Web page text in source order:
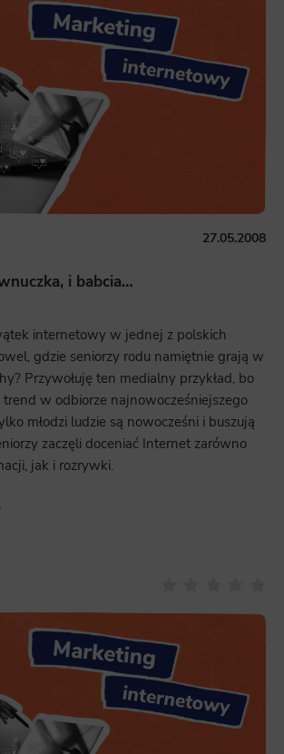
27.05.2008
i babcia…
internetowy w jednej z polskich
gdzie seniorzy rodu namiętnie grają w
Przywołuję ten medialny przykład, bo
w odbiorze najnowocześniejszego
młodzi ludzie są nowocześni i buszują
zaczęli doceniać Internet zarówno
jak i rozrywki.